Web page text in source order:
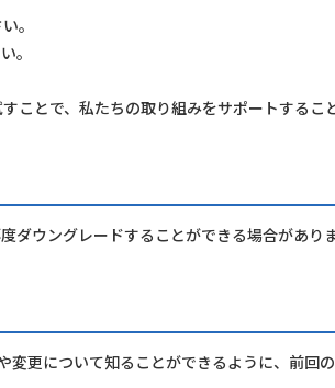
。
。
ことで、私たちの取り組みをサポートするこ
ダウングレードすることができる場合があり
更について知ることができるように、前回の